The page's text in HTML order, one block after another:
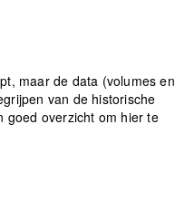
maar de data (volumes en
van de historische
goed overzicht om hier te